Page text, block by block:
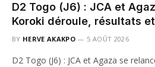
D2 Togo (J6) : JCA et
Koroki déroule, résultats
BY HERVE AKAKPO 5 AOÛT 2026
D2 Togo (J6) : JCA et Agaza se